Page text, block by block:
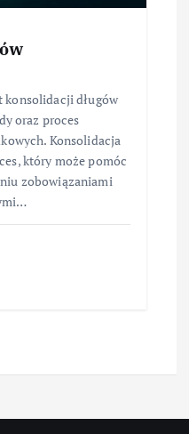
długów
oraz proces
Konsolidacja
który może pomóc
zobowiązaniami